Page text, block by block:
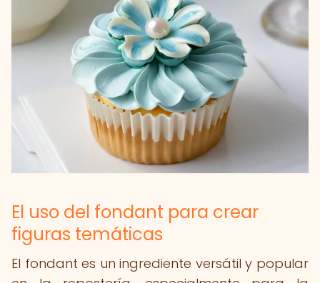
El uso del fondant para crear
figuras temáticas
El fondant es un ingrediente versátil y popular